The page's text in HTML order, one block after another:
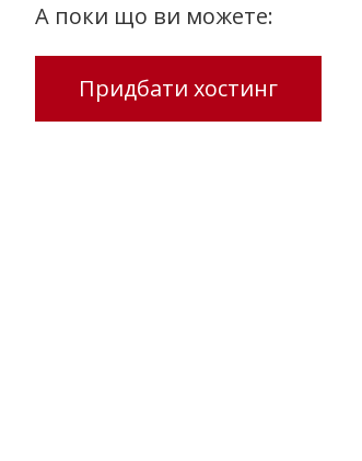
А поки що ви можете:
Придбати хостинг